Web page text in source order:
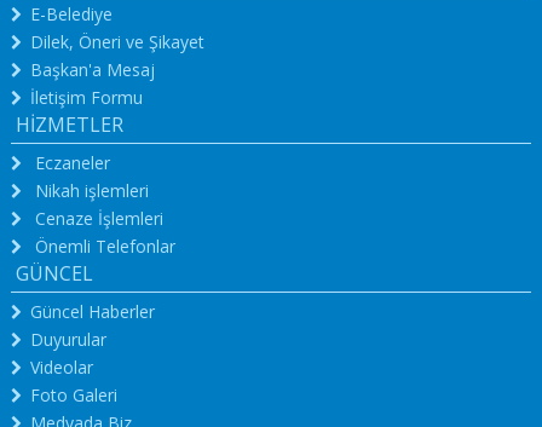
E-Belediye
Dilek, Öneri ve Şikayet
Başkan'a Mesaj
İletişim Formu
HİZMETLER
Eczaneler
Nikah işlemleri
Cenaze İşlemleri
Önemli Telefonlar
GÜNCEL
Güncel Haberler
Duyurular
Videolar
Foto Galeri
Medyada Biz